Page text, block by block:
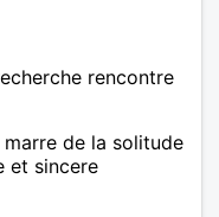
rencontre
de la solitude
et sincere